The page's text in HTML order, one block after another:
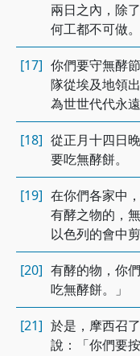
兩日之內，除
何工都不可做。
[17] 你們要守無酵
隊從埃及地領
為世世代代永遠
[18] 從正月十四日
要吃無酵餅。
[19] 在你們各家中
有酵之物的，
以色列的會中剪
[20] 有酵的物，你
吃無酵餅。」
[21] 於是，摩西召
說：「你們要